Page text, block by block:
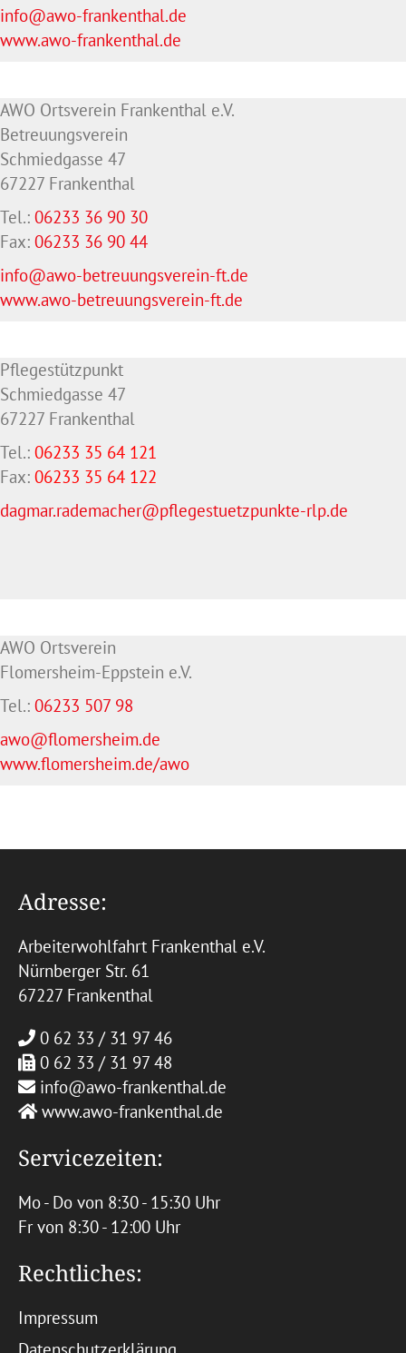
info@awo-frankenthal.de
www.awo-frankenthal.de
AWO Ortsverein Frankenthal e.V.
Betreuungsverein
Schmiedgasse 47
67227 Frankenthal
Tel.: 06233 36 90 30
Fax: 06233 36 90 44
info@awo-betreuungsverein-ft.de
www.awo-betreuungsverein-ft.de
Pflegestützpunkt
Schmiedgasse 47
67227 Frankenthal
Tel.: 06233 35 64 121
Fax: 06233 35 64 122
dagmar.rademacher@pflegestuetzpunkte-rlp.de
AWO Ortsverein
Flomersheim-Eppstein e.V.
Tel.: 06233 507 98
awo@flomersheim.de
www.flomersheim.de/awo
Adresse:
Arbeiterwohlfahrt Frankenthal e.V.
Nürnberger Str. 61
67227 Frankenthal
0 62 33 / 31 97 46
0 62 33 / 31 97 48
info@awo-frankenthal.de
www.awo-frankenthal.de
Servicezeiten:
Mo - Do von 8:30 - 15:30 Uhr
Fr von 8:30 - 12:00 Uhr
Rechtliches:
Impressum